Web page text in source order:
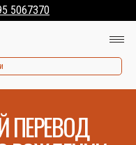
5067370
ПЕРЕВОД